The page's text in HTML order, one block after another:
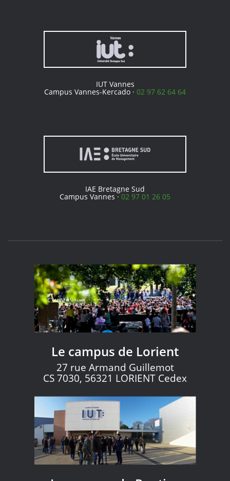
IUT Vannes
Campus Vannes-Kercado · 02 97 62 64 64
IAE Bretagne Sud
Campus Vannes ·02 97 01 26 05
Le campus de Lorient
27 rue Armand Guillemot
CS 7030, 56321 LORIENT Cedex